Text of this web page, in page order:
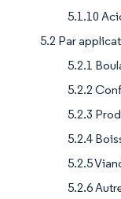
5.1.10
5.2 Par
5.2.1
5.2.2
5.2.3
5.2.4
5.2.5
5.2.6